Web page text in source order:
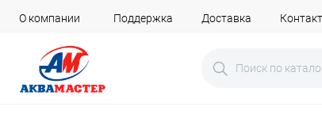
О компании Поддержка Доставка